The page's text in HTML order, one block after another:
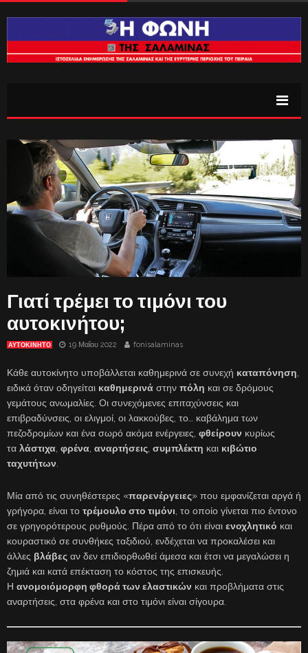
Γιατί τρέμει το τιμόνι του
αυτοκινήτου;
ΑΥΤΟΚΙΝΗΤΟ 19 Μαΐου 2022 fonisalaminas
Κάθε αυτοκίνητο υποβάλλεται καθημερινά σε συνεχή καταπόνηση
ειδικά όταν οδηγείται καθημερινά στην πόλη και σε δρόμους
γεμάτους ανωμαλίες. Οι συνεχόμενες επιταχύνσεις και
επιβραδύνσεις, οι ελιγμοί, οι λακκούβες, το… καβάλημα των
πεζοδρομίων και ένα σωρό ακόμα ενέργειες, φθείρουν κυρίως
τα λάστιχα φρένα αναρτήσεις συμπλέκτη και κιβώτιο
ταχυτήτων
Μία από τις συνηθέστερες «παρενέργειες» που εμφανίζεται αργά ή
γρήγορα, είναι το τρέμουλο στο τιμόνι , το οποίο γίνεται πιο έντονο
σε γρηγορότερους ρυθμούς. Πέρα από το ότι είναι ενοχλητικό και
κουραστικό σε συνθήκες ταξιδιού, ενδέχεται να προκαλέσει και
άλλες βλάβες αν δεν επιδιορθωθεί άμεσα και έτσι να μεγαλώσει η
ζημιά και κατά επέκταση το κόστος της επισκευής.
Η ανομοιόμορφη φθορά των ελαστικών και προβλήματα στις
αναρτήσεις, στα φρένα και στο τιμόνι είναι σίγουρα.